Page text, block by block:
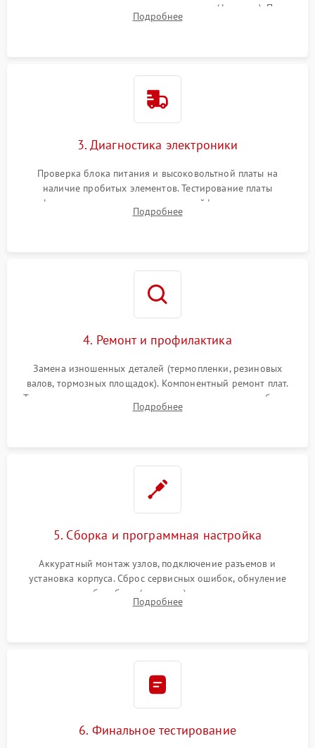
роликов захвата и узла термозакрепления (фьюзера). Поиск
физического износа и повреждений деталей.
Подробнее
3. Диагностика электроники
Проверка блока питания и высоковольтной платы на
наличие пробитых элементов. Тестирование платы
форматирования, целостности шлейфов, контактов
картриджа и оптопар (датчиков прохождения и наличия
Подробнее
4. Ремонт и профилактика
Замена изношенных деталей (термопленки, резиновых
валов, тормозных площадок). Компонентный ремонт плат.
Тщательная очистка тракта печати, контактов и линз блока
лазера (LSU) от просыпанного тонера и пыли.
Подробнее
5. Сборка и программная настройка
Аккуратный монтаж узлов, подключение разъемов и
установка корпуса. Сброс сервисных ошибок, обнуление
счетчиков абсорбера (памперса) или узла переноса,
обновление прошивки и программная калибровка аппарата.
Подробнее
6. Финальное тестирование